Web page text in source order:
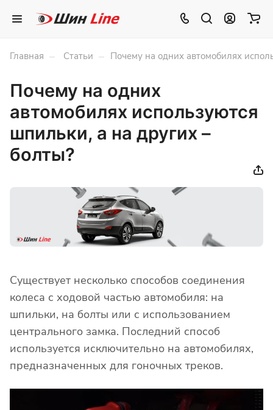
Главная – Статьи – Почему на одних автомобилях
Почему на одних
автомобилях используются
шпильки, а на других –
болты?
Существует несколько способов соединения
колеса с ходовой частью автомобиля: на
шпильки, на болты или с использованием
центрального замка. Последний способ
используется исключительно на автомобилях,
предназначенных для гоночных треков.